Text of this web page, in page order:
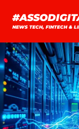
NEWS TECH, FINTECH &